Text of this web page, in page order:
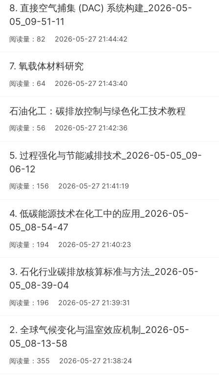
8. 直接空气捕集 (DAC) 系统构建_2026-05-
05_09-51-11
阅读量：82 2026-05-27 21:44:42
7. 氧载体材料研究
阅读量：64 2026-05-27 21:43:40
石油化工：碳排放控制与绿色化工技术教程
阅读量：56 2026-05-27 21:42:36
5. 过程强化与节能减排技术_2026-05-05_09-
06-12
阅读量：156 2026-05-27 21:41:19
4. 低碳能源技术在化工中的应用_2026-05-
05_08-54-47
阅读量：194 2026-05-27 21:40:23
3. 石化行业碳排放核算标准与方法_2026-05-
05_08-39-04
阅读量：196 2026-05-27 21:39:31
2. 全球气候变化与温室效应机制_2026-05-
05_08-13-58
阅读量：355 2026-05-27 21:38:24